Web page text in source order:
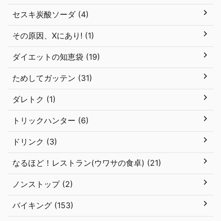
セスキ炭酸ソーダ (4)
その原因、Xにあり! (1)
ダイエットの知恵袋 (19)
ためしてガッテン (31)
ダレトク (1)
トリックハンター (6)
ドリンク (3)
なるほど！レストラン(ウワサの食卓) (21)
ノンストップ (2)
バイキング (153)